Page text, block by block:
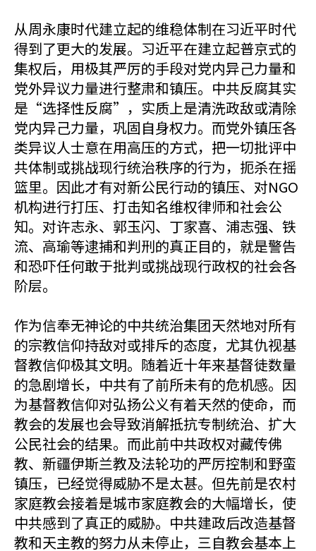
从周永康时代建立起的维稳体制在习近平时代
得到了更大的发展。习近平在建立起普京式的
集权后，用极其严厉的手段对党内异己力量和
党外异议力量进行整肃和镇压。中共反腐其实
是“选择性反腐”，实质上是清洗政敌或清除
党内异己力量，巩固自身权力。而党外镇压各
类异议人士意在用高压的方式，把一切批评中
共体制或挑战现行统治秩序的行为，扼杀在摇
篮里。因此才有对新公民行动的镇压、对NGO
机构进行打压、打击知名维权律师和社会公
知。对许志永、郭玉闪、丁家喜、浦志强、铁
流、高瑜等逮捕和判刑的真正目的，就是警告
和恐吓任何敢于批判或挑战现行政权的社会各
阶层。
作为信奉无神论的中共统治集团天然地对所有
的宗教信仰持敌对或排斥的态度，尤其仇视基
督教信仰极其文明。随着近十年来基督徒数量
的急剧增长，中共有了前所未有的危机感。因
为基督教信仰对弘扬公义有着天然的使命，而
教会的发展也会导致消解抵抗专制统治、扩大
公民社会的结果。而此前中共政权对藏传佛
教、新疆伊斯兰教及法轮功的严厉控制和野蛮
镇压，已经觉得威胁不是太甚。但先前是农村
家庭教会接着是城市家庭教会的大幅增长，使
中共感到了真正的威胁。中共建政后改造基督
教和天主教的努力从未停止，三自教会基本上